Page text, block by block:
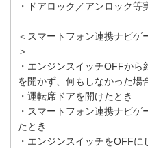
・ドアロック／アンロック等
＜スマートフォン連携ナビ
＞
・エンジンスイッチOFFか
を開かず、何もしなかった場
・運転席ドアを開けたとき
・スマートフォン連携ナビ
たとき
・エンジンスイッチをOFF